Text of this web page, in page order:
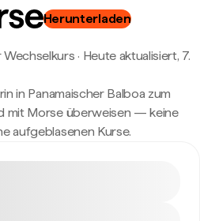
Herunterladen
Wechselkurs · Heute aktualisiert, 7.
in Panamaischer Balboa zum
mit Morse überweisen — keine
aufgeblasenen Kurse.